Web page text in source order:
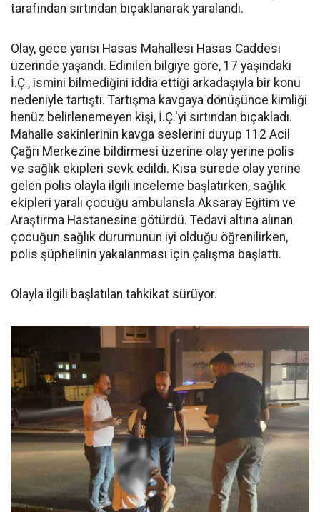
tarafından sırtından bıçaklanarak yaralandı.
Olay, gece yarısı Hasas Mahallesi Hasas Caddesi
üzerinde yaşandı. Edinilen bilgiye göre, 17 yaşındaki
İ.Ç., ismini bilmediğini iddia ettiği arkadaşıyla bir konu
nedeniyle tartıştı. Tartışma kavgaya dönüşünce kimliği
henüz belirlenemeyen kişi, İ.Ç.'yi sırtından bıçakladı.
Mahalle sakinlerinin kavga seslerini duyup 112 Acil
Çağrı Merkezine bildirmesi üzerine olay yerine polis
ve sağlık ekipleri sevk edildi. Kısa sürede olay yerine
gelen polis olayla ilgili inceleme başlatırken, sağlık
ekipleri yaralı çocuğu ambulansla Aksaray Eğitim ve
Araştırma Hastanesine götürdü. Tedavi altına alınan
çocuğun sağlık durumunun iyi olduğu öğrenilirken,
polis şüphelinin yakalanması için çalışma başlattı.
Olayla ilgili başlatılan tahkikat sürüyor.